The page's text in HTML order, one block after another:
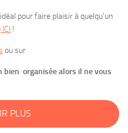
pour faire plaisir à quelqu’un
ICI !
ou sur
bien organisée alors il ne vous
PLUS